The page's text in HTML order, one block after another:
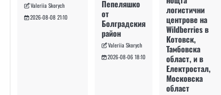
Valeriia Skorych
2026-08-08 21:10
Пепеляшко
от
Болградския
район
Valeriia Skorych
2026-08-06 18:10
логистични
центрове на
Wildberries в
Котовск,
Тамбовска
област, и в
Електростал,
Московска
област